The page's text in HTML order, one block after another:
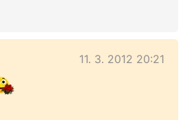
11. 3. 2012 20:21